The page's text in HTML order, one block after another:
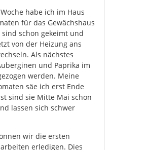
habe ich im Haus
für das Gewächshaus
sind schon gekeimt und
von der Heizung ans
Als nächstes
und Paprika im
werden. Meine
säe ich erst Ende
sind sie Mitte Mai schon
lassen sich schwer
wir die ersten
erledigen. Dies